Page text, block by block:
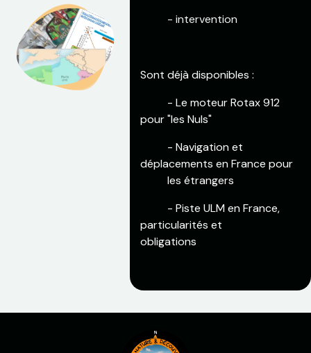
​​- intervention
Sont déjà disponibles :
​- Le moteur Rotax 912
pour "les Nuls"
- Navigation et
déplacements en France pour
​les étrangers
- Piste ULM en France,
particularités et
obligations